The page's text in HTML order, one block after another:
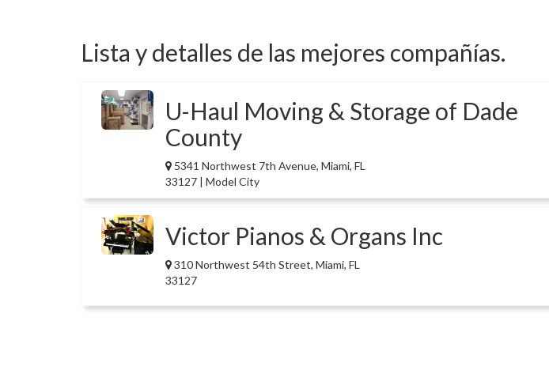
Lista y detalles de las mejores compañías.
U-Haul Moving & Storage of Dade
County
5341 Northwest 7th Avenue, Miami, FL
33127 | Model City
Victor Pianos & Organs Inc
310 Northwest 54th Street, Miami, FL
33127